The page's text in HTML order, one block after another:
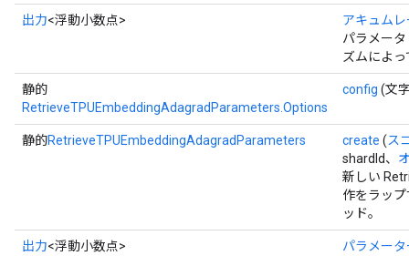
出力<浮動小数点>
アキュム
パラメー
ズムによ
静的
RetrieveTPUEmbeddingAdagradParameters.Options
config (文
静的RetrieveTPUEmbeddingAdagradParameters create (ス
shardId、
新しい
作をラッ
ッド。
出力<浮動小数点>
パラメータ